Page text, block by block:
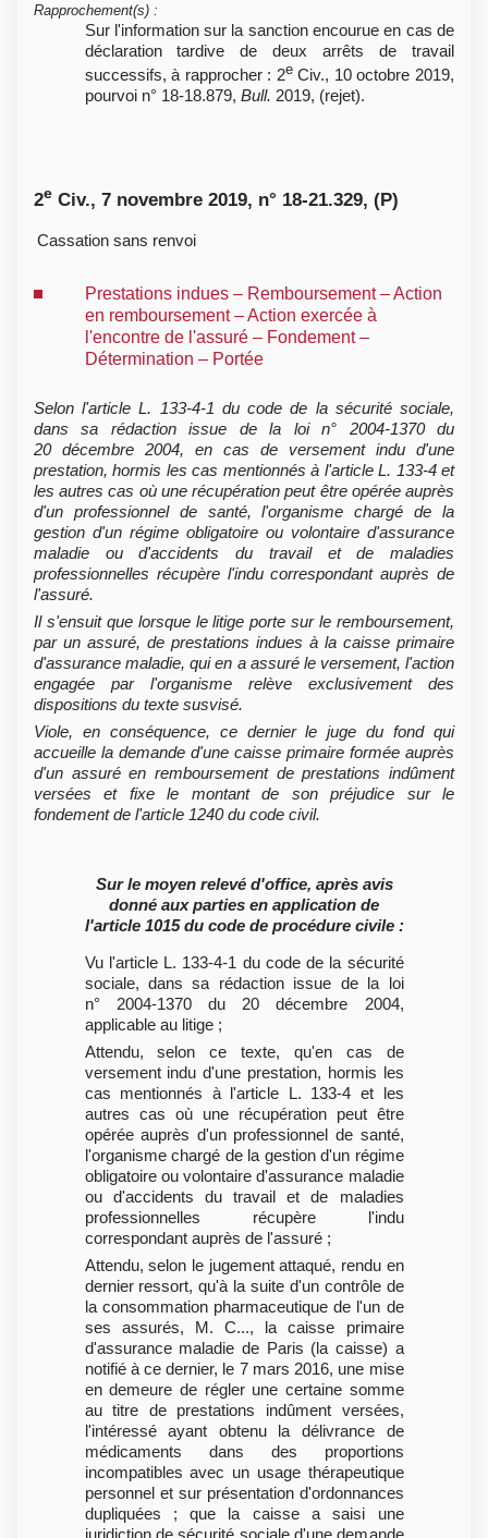
Rapprochement(s) :
Sur l'information sur la sanction encourue en cas de
déclaration tardive de deux arrêts de travail
successifs, à rapprocher : 2eCiv., 10 octobre 2019,
pourvoi n° 18-18.879, Bull. 2019, (rejet).
2e Civ., 7 novembre 2019, n° 18-21.329, (P)
Cassation sans renvoi
Prestations indues – Remboursement – Action
en remboursement – Action exercée à
l'encontre de l'assuré – Fondement –
Détermination – Portée
Selon l'article L. 133-4-1 du code de la sécurité sociale,
dans sa rédaction issue de la loi n° 2004-1370 du
20 décembre 2004, en cas de versement indu d'une
prestation, hormis les cas mentionnés à l'article L. 133-4 et
les autres cas où une récupération peut être opérée auprès
d'un professionnel de santé, l'organisme chargé de la
gestion d'un régime obligatoire ou volontaire d'assurance
maladie ou d'accidents du travail et de maladies
professionnelles récupère l'indu correspondant auprès de
l'assuré.
Il s'ensuit que lorsque le litige porte sur le remboursement,
par un assuré, de prestations indues à la caisse primaire
d'assurance maladie, qui en a assuré le versement, l'action
engagée par l'organisme relève exclusivement des
dispositions du texte susvisé.
Viole, en conséquence, ce dernier le juge du fond qui
accueille la demande d'une caisse primaire formée auprès
d'un assuré en remboursement de prestations indûment
versées et fixe le montant de son préjudice sur le
fondement de l'article 1240 du code civil.
Sur le moyen relevé d'office, après avis
donné aux parties en application de
l'article 1015 du code de procédure civile :
Vu l'article L. 133-4-1 du code de la sécurité
sociale, dans sa rédaction issue de la loi
n° 2004-1370 du 20 décembre 2004,
applicable au litige ;
Attendu, selon ce texte, qu'en cas de
versement indu d'une prestation, hormis les
cas mentionnés à l'article L. 133-4 et les
autres cas où une récupération peut être
opérée auprès d'un professionnel de santé,
l'organisme chargé de la gestion d'un régime
obligatoire ou volontaire d'assurance maladie
ou d'accidents du travail et de maladies
professionnelles récupère l'indu
correspondant auprès de l'assuré ;
Attendu, selon le jugement attaqué, rendu en
dernier ressort, qu'à la suite d'un contrôle de
la consommation pharmaceutique de l'un de
ses assurés, M. C..., la caisse primaire
d'assurance maladie de Paris (la caisse) a
notifié à ce dernier, le 7 mars 2016, une mise
en demeure de régler une certaine somme
au titre de prestations indûment versées,
l'intéressé ayant obtenu la délivrance de
médicaments dans des proportions
incompatibles avec un usage thérapeutique
personnel et sur présentation d'ordonnances
dupliquées ; que la caisse a saisi une
juridiction de sécurité sociale d'une demande